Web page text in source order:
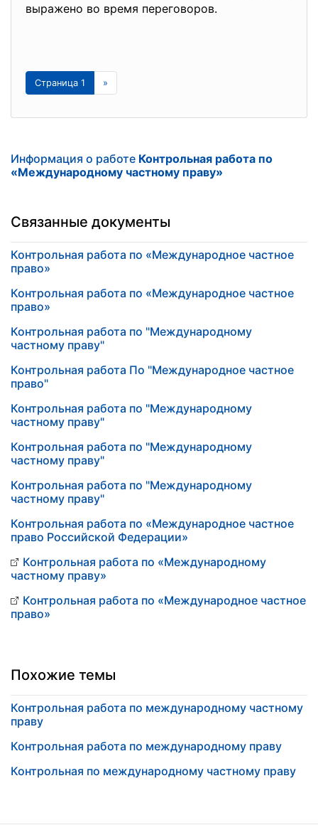
выражено во время переговоров.
Страница 1 »
Информация о работе Контрольная работа по
«Международному частному праву»
Связанные документы
Контрольная работа по «Международное частное
право»
Контрольная работа по «Международное частное
право»
Контрольная работа по "Международному
частному праву"
Контрольная работа По "Международное частное
право"
Контрольная работа по "Международному
частному праву"
Контрольная работа по "Международному
частному праву"
Контрольная работа по "Международному
частному праву"
Контрольная работа по «Международное частное
право Российской Федерации»
Контрольная работа по «Международному
частному праву»
Контрольная работа по «Международное частное
право»
Похожие темы
Контрольная работа по международному частному
праву
Контрольная работа по международному праву
Контрольная по международному частному праву